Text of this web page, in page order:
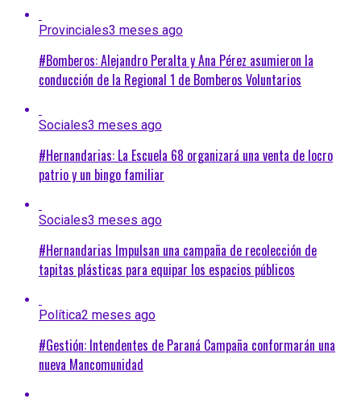
Provinciales3 meses ago
#Bomberos: Alejandro Peralta y Ana Pérez asumieron la
conducción de la Regional 1 de Bomberos Voluntarios
Sociales3 meses ago
#Hernandarias: La Escuela 68 organizará una venta de locro
patrio y un bingo familiar
Sociales3 meses ago
#Hernandarias Impulsan una campaña de recolección de
tapitas plásticas para equipar los espacios públicos
Política2 meses ago
#Gestión: Intendentes de Paraná Campaña conformarán una
nueva Mancomunidad